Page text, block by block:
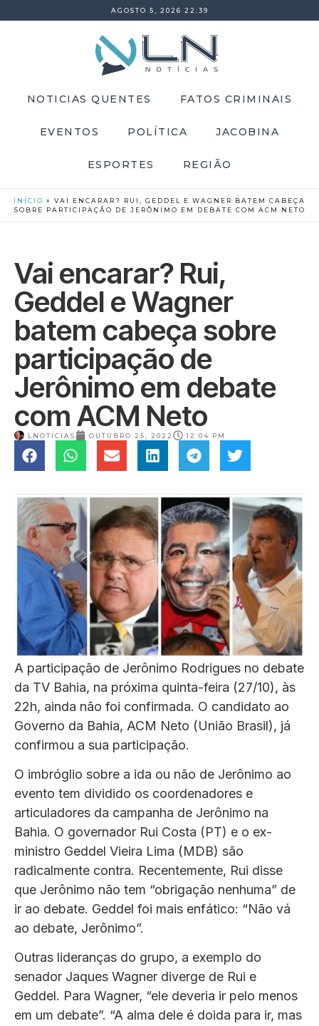
AGOSTO 5, 2026 22:39
NOTICIAS QUENTES FATOS CRIMINAIS
EVENTOS POLÍTICA JACOBINA
ESPORTES REGIÃO
INÍCIO » VAI ENCARAR? RUI, GEDDEL E WAGNER BATEM CABEÇA
SOBRE PARTICIPAÇÃO DE JERÔNIMO EM DEBATE COM ACM NETO
Vai encarar? Rui,
Geddel e Wagner
batem cabeça sobre
participação de
Jerônimo em debate
com ACM Neto
LNOTICIAS OUTUBRO 25, 2022 12:04 PM
A participação de Jerônimo Rodrigues no debate
da TV Bahia, na próxima quinta-feira (27/10), às
22h, ainda não foi confirmada. O candidato ao
Governo da Bahia, ACM Neto (União Brasil), já
confirmou a sua participação.
O imbróglio sobre a ida ou não de Jerônimo ao
evento tem dividido os coordenadores e
articuladores da campanha de Jerônimo na
Bahia. O governador Rui Costa (PT) e o ex-
ministro Geddel Vieira Lima (MDB) são
radicalmente contra. Recentemente, Rui disse
que Jerônimo não tem “obrigação nenhuma” de
ir ao debate. Geddel foi mais enfático: “Não vá
ao debate, Jerônimo”.
Outras lideranças do grupo, a exemplo do
senador Jaques Wagner diverge de Rui e
Geddel. Para Wagner, “ele deveria ir pelo menos
em um debate”. “A alma dele é doida para ir, mas